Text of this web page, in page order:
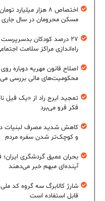
اختصاص ۸ هزار
مسکن محرومان در سال جاری
۲۷ درصد کودکان
راه‌اندازی مراکز سلامت
اصلاح قانون مهریه دوباره
محکومیت‌های مالی بررسی
تمجید ایرج راد از «یک فیل
فکر فرو می‌برد
کاهش شدید مصرف لبنیات در
و کوچک‌تر شدن سفره مردم
بحران عمیق گردشگری
آینده‌ای مبهم خبر می‌دهند
شارژ کالابرگ سه گروه کد
قابل استفاده است